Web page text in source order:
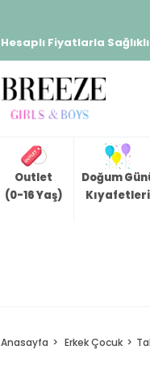
Hesaplı Fiyatlarla
Outlet
(0-16 Yaş)
Doğum
Kıyafetleri
Anasayfa Erkek Çocuk